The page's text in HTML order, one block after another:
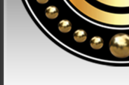
FESYEN
WANITA(0)